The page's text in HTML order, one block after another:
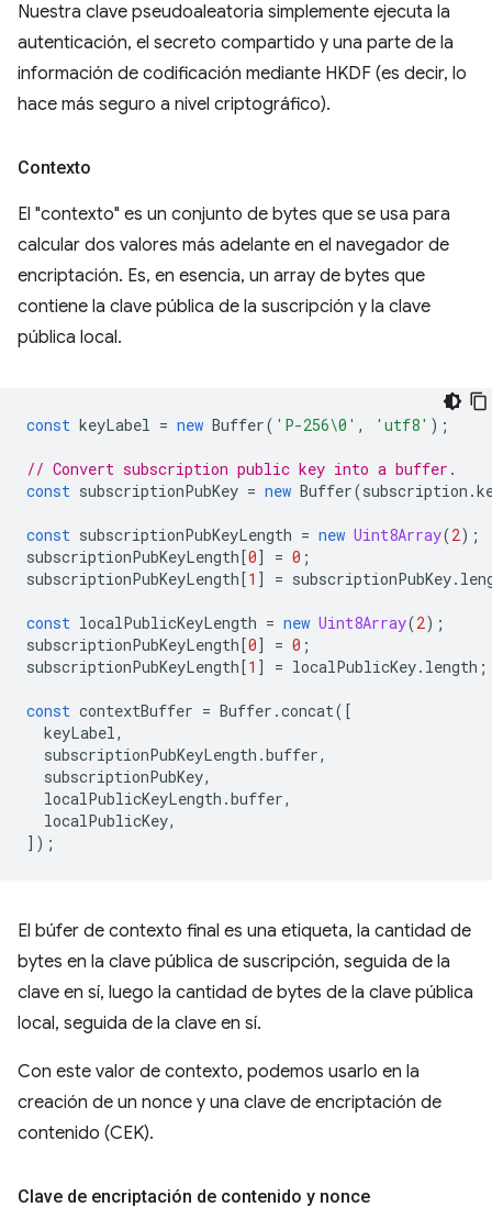
Nuestra clave pseudoaleatoria simplemente ejecuta la
autenticación, el secreto compartido y una parte de la
información de codificación mediante HKDF (es decir, lo
hace más seguro a nivel criptográfico).
Contexto
El "contexto" es un conjunto de bytes que se usa para
calcular dos valores más adelante en el navegador de
encriptación. Es, en esencia, un array de bytes que
contiene la clave pública de la suscripción y la clave
pública local.
const keyLabel = new Buffer( 'P-256\0' , 'utf8' );
// Convert subscription public key into a buffer.
const subscriptionPubKey = new Buffer(subscription .
const subscriptionPubKeyLength = new Uint8Array(2);
subscriptionPubKeyLength [0] = 0 ;
subscriptionPubKeyLength [1 ] = subscriptionPubKey.
const localPublicKeyLength = new Uint8Array(2);
subscriptionPubKeyLength [0] = 0 ;
subscriptionPubKeyLength [1 ] = localPublicKey. length ;
const contextBuffer = Buffer .concat([
keyLabel,
subscriptionPubKeyLength .buffer,
subscriptionPubKey,
localPublicKeyLength .buffer,
localPublicKey,
]);
El búfer de contexto final es una etiqueta, la cantidad de
bytes en la clave pública de suscripción, seguida de la
clave en sí, luego la cantidad de bytes de la clave pública
local, seguida de la clave en sí.
Con este valor de contexto, podemos usarlo en la
creación de un nonce y una clave de encriptación de
contenido (CEK).
Clave de encriptación de contenido y nonce